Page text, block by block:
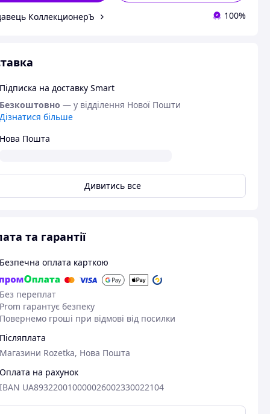
КоллекционерЪ 100%
Підписка на доставку Smart
Безкоштовно — у відділення Нової Пошти
Дізнатися більше
Нова Пошта
Дивитись все
та гарантії
Безпечна оплата карткою
Без переплат
Prom гарантує безпеку
Повернемо гроші при відмові від посилки
Післяплата
Магазини Rozetka, Нова Пошта
Оплата на рахунок
IBAN UA893220010000026002330022104